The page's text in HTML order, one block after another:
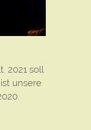
2021 soll
unsere